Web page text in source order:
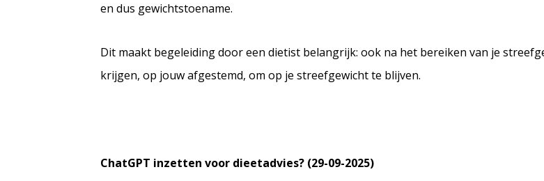
en dus gewichtstoename.
Dit maakt begeleiding door een dietist belangrijk: ook na het bereiken van je
krijgen, op jouw afgestemd, om op je streefgewicht te blijven.
ChatGPT inzetten voor dieetadvies? (29-09-2025)